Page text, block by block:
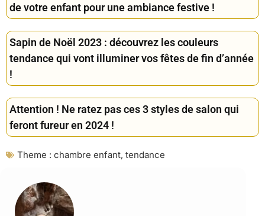
de votre enfant pour une ambiance festive !
Sapin de Noël 2023 : découvrez les couleurs
tendance qui vont illuminer vos fêtes de fin d’année
!
Attention ! Ne ratez pas ces 3 styles de salon qui
feront fureur en 2024 !
Theme : chambre enfant, tendance